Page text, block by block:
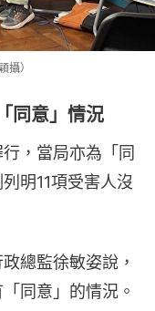
攝）
同意」情況
，當局亦為「同
明11項受害人沒
總監徐敏姿說，
同意」的情況。